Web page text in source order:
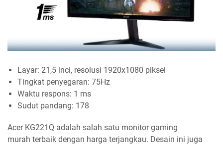
Layar: 21,5 inci, resolusi 1920x1080 piksel
Tingkat penyegaran: 75Hz
Waktu respons: 1 ms
Sudut pandang: 178
Acer KG221Q adalah salah satu monitor gaming
murah terbaik dengan harga terjangkau. Desain ini juga